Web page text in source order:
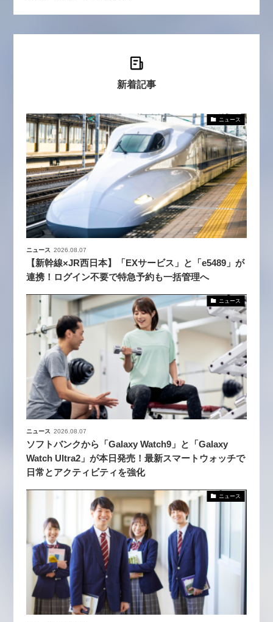
新着記事
ニュース
ニュース 2026.08.07
【新幹線×JR西日本】「EXサービス」と「e5489」が
連携！ログイン不要で特急予約も一括管理へ
ニュース
ニュース 2026.08.07
ソフトバンクから「Galaxy Watch9」と「Galaxy
Watch Ultra2」が本日発売！最新スマートウォッチで
日常とアクティビティを強化
ニュース